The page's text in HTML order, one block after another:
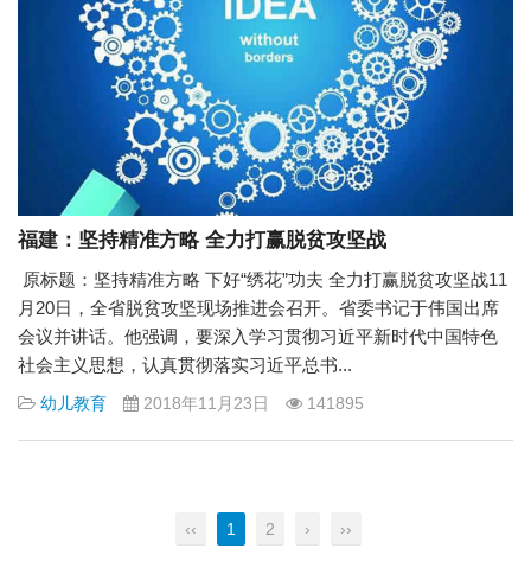
福建：坚持精准方略 全力打赢脱贫攻坚战
原标题：坚持精准方略 下好“绣花”功夫 全力打赢脱贫攻坚战11
月20日，全省脱贫攻坚现场推进会召开。省委书记于伟国出席
会议并讲话。他强调，要深入学习贯彻习近平新时代中国特色
社会主义思想，认真贯彻落实习近平总书...
幼儿教育 2018年11月23日 141895
‹‹ 1 2 › ››